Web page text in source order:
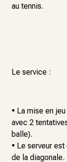
au tennis.
Le service :
• La mise en
avec 2
balle).
• Le serveur
de la diagonale.